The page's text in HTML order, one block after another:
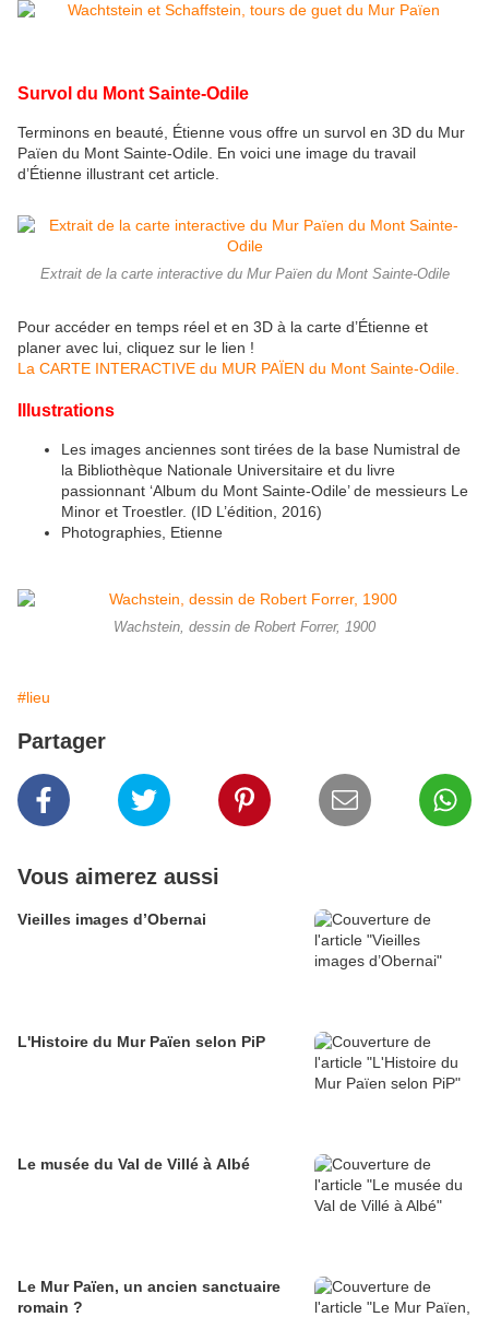
Survol du Mont Sainte-Odile
Terminons en beauté, Étienne vous offre un survol en 3D du Mur
Païen du Mont Sainte-Odile. En voici une image du travail
d’Étienne illustrant cet article.
Extrait de la carte interactive du Mur Païen du Mont Sainte-Odile
Pour accéder en temps réel et en 3D à la carte d’Étienne et
planer avec lui, cliquez sur le lien !
La CARTE INTERACTIVE du MUR PAÏEN du Mont Sainte-Odile.
Illustrations
Les images anciennes sont tirées de la base Numistral de
la Bibliothèque Nationale Universitaire et du livre
passionnant ‘Album du Mont Sainte-Odile’ de messieurs Le
Minor et Troestler. (ID L’édition, 2016)
Photographies, Etienne
Wachstein, dessin de Robert Forrer, 1900
#lieu
Partager
Vous aimerez aussi
Vieilles images d’Obernai
L'Histoire du Mur Païen selon PiP
Le musée du Val de Villé à Albé
Le Mur Païen, un ancien sanctuaire
romain ?